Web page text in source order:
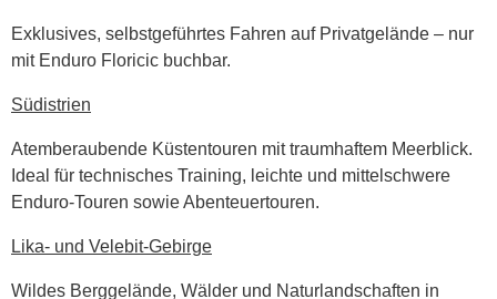
Exklusives, selbstgeführtes Fahren auf Privatgelände – nur
mit Enduro Floricic buchbar.
Südistrien
Atemberaubende Küstentouren mit traumhaftem Meerblick.
Ideal für technisches Training, leichte und mittelschwere
Enduro-Touren sowie Abenteuertouren.
Lika- und Velebit-Gebirge
Wildes Berggelände, Wälder und Naturlandschaften in